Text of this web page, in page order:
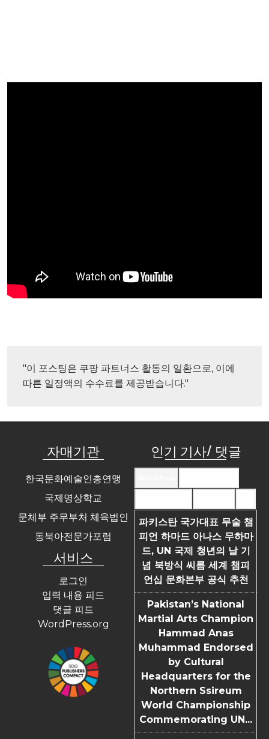
"이 포스팅은 쿠팡 파트너스 활동의 일환으로, 이에
따른 일정액의 수수료를 제공받습니다."
자매기관
한국문화예술인총연맹
국제명상학교
문체부 주무부처 체육법인
동북아전문가포럼
서비스
로그인
입력 내용 피드
댓글 피드
WordPress.org
인기 기사/ 댓글
파키스탄 국가대표 무술 챔
피언 하마드 아나스 무하마
드, UN 국제 청년의 날 기
념 북방식 씨름 세계 챔피
언십 문화본부 공식 추천
Pakistan’s National
Martial Arts Champion
Hammad Anas
Muhammad Endorsed
by Cultural
Headquarters for the
Northern Ssireum
World Championship
Commemorating UN...